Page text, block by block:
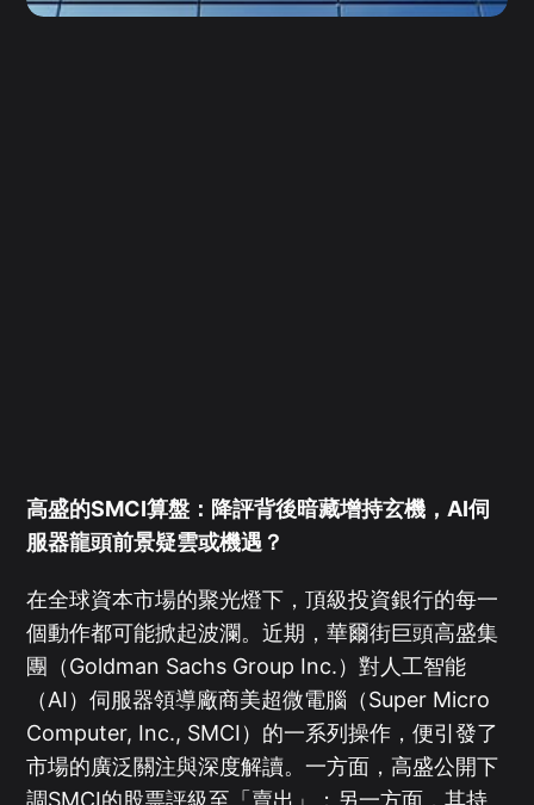
高盛的SMCI算盤：降評背後暗藏增持玄機，AI伺
服器龍頭前景疑雲或機遇？
在全球資本市場的聚光燈下，頂級投資銀行的每一
個動作都可能掀起波瀾。近期，華爾街巨頭高盛集
團（Goldman Sachs Group Inc.）對人工智能
（AI）伺服器領導廠商美超微電腦（Super Micro
Computer, Inc., SMCI）的一系列操作，便引發了
市場的廣泛關注與深度解讀。一方面，高盛公開下
調SMCI的股票評級至「賣出」；另一方面，其持